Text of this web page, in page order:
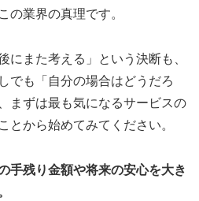
の業界の真理です。
にまた考える」という決断も、
でも「自分の場合はどうだろ
まずは最も気になるサービスの
とから始めてみてください。
手残り金額や将来の安心を大き